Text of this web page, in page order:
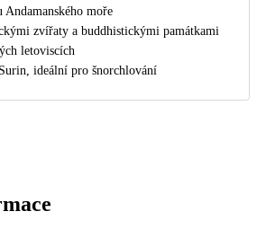
Andamanského moře
zvířaty a buddhistickými památkami
letoviscích
ideální pro šnorchlování